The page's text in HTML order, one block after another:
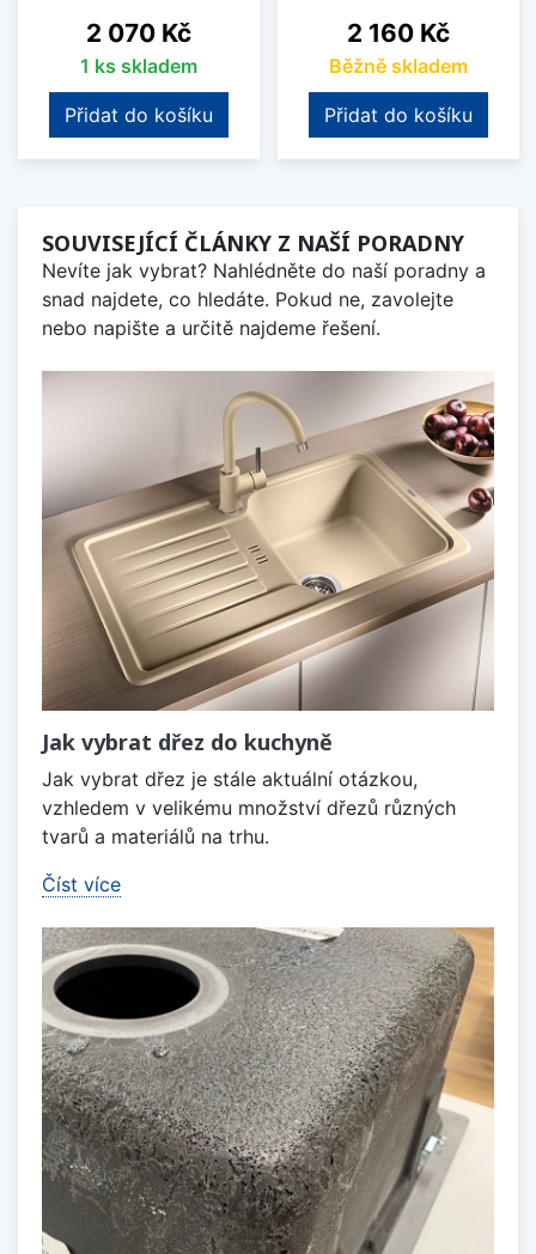
Cena
2 070 Kč
1 ks skladem
Přidat do košíku
Cena
2 160 Kč
Běžně skladem
Přidat do košíku
SOUVISEJÍCÍ ČLÁNKY Z NAŠÍ PORADNY
Nevíte jak vybrat? Nahlédněte do naší poradny a
snad najdete, co hledáte. Pokud ne, zavolejte
nebo napište a určitě najdeme řešení.
Jak vybrat dřez do kuchyně
Jak vybrat dřez je stále aktuální otázkou,
vzhledem v velikému množství dřezů různých
tvarů a materiálů na trhu.
Číst více